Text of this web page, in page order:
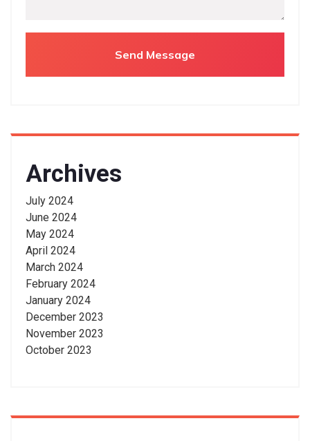
Archives
July 2024
June 2024
May 2024
April 2024
March 2024
February 2024
January 2024
December 2023
November 2023
October 2023